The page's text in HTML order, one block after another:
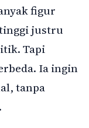
figur
justru
Tapi
Ia ingin
tanpa